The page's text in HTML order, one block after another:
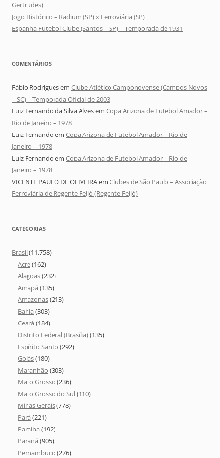
Gertrudes)
Jogo Histórico – Radium (SP) x Ferroviária (SP)
Espanha Futebol Clube (Santos – SP) – Temporada de 1931
COMENTÁRIOS
Fábio Rodriguesem Clube Atlético Camponovense (Campos Novos
– SC) – Temporada Oficial de 2003
Luiz Fernando da Silva Alvesem Copa Arizona de Futebol Amador –
Rio de Janeiro – 1978
Luiz Fernando em Copa Arizona de Futebol Amador – Rio de
Janeiro – 1978
Luiz Fernando em Copa Arizona de Futebol Amador – Rio de
Janeiro – 1978
VICENTE PAULO DE OLIVEIRAem Clubes de São Paulo – Associação
Ferroviária de Regente Feijó (Regente Feijó)
CATEGORIAS
Brasil(11.758)
Acre(162)
Alagoas(232)
Amapá (135)
Amazonas(213)
Bahia (303)
Ceará (184)
Distrito Federal (Brasília)(135)
Espírito Santo (292)
Goiás(180)
Maranhão (303)
Mato Grosso (236)
Mato Grosso do Sul(110)
Minas Gerais(778)
Pará (221)
Paraíba (192)
Paraná (905)
Pernambuco (276)